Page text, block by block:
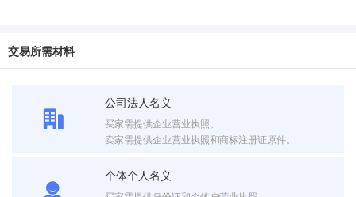
交易所需材料
公司法人名义
买家需提供企业营业执照。
卖家需提供企业营业执照和商标注册证原件。
个体个人名义